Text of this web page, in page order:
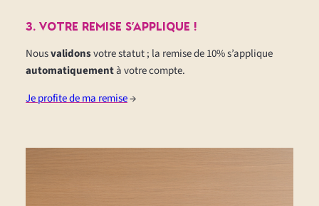
3. votre remise s’applique !
Nousvalidonsvotre statut ; la remise de 10% s’applique
automatiquementà votre compte.
Je profite de ma remise→